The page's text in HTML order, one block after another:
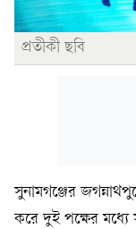
প্রতীকী ছবি
সুনামগঞ্জের
করে দুই পক্ষের